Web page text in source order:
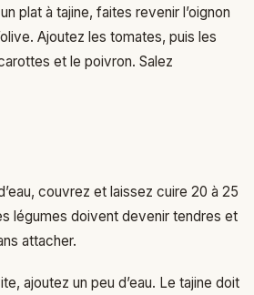
plat à tajine, faites revenir l’oignon
Ajoutez les tomates, puis les
et le poivron. Salez
couvrez et laissez cuire 20 à 25
légumes doivent devenir tendres et
attacher.
ajoutez un peu d’eau. Le tajine doit